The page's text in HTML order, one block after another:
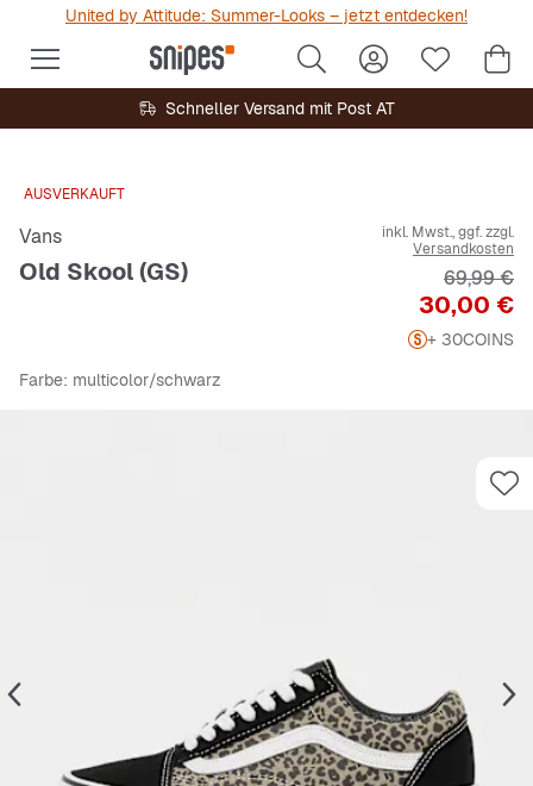
United by Attitude: Summer-Looks – jetzt entdecken!
Schneller Versand mit Post AT
AUSVERKAUFT
Vans
Old Skool (GS)
inkl. Mwst., ggf. zzgl.
Versandkosten
Preis
30,00 €
69,99 €
+ 30COINS
Farbe: multicolor/schwarz